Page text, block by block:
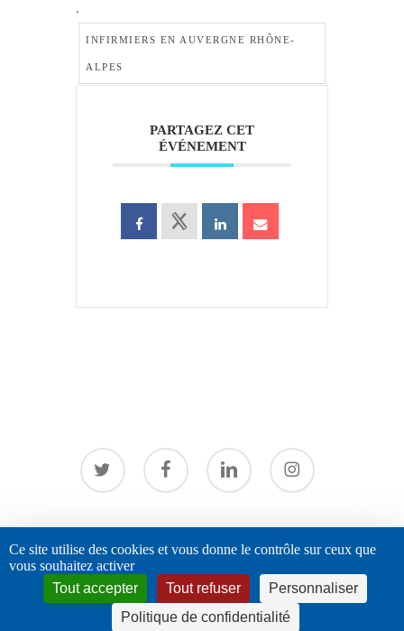
,
INFIRMIERS EN AUVERGNE RHÔNE-
ALPES
PARTAGEZ CET
ÉVÉNEMENT
twitter facebook linkedin instagram
© 2026 URPS - Infirmiers libéraux Auvergne Rhône-Alpes. |
mentions légales
Ce site utilise des cookies et vous donne le contrôle sur ceux que
vous souhaitez activer
Tout accepter
Tout refuser
Personnaliser
Politique de confidentialité